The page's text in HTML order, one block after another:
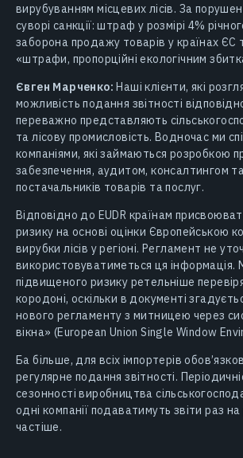
вирубуванням місцевих лісів. За
суворі санкції: штраф у розмірі 4%
заборона продажу товарів у країнах ЄС
«штрафи, пропорційні екологічним
Євген Марченко: Наші клієнти, які
можливість подання звітності
переважно представляють
та лісову промисловість. Водночас ми
компаніями, які займаються розробкою
забезпечення, аудитом, консалтингом
постачальників товарів та послуг.
Відповідно до EUDR країнам
ризику на основі оцінки Європейською
вирубки лісів у регіоні. Регламент не
використовуватиметься ця
підвищеного ризику ретельніше
кородоні, оскільки в документі
нового регламенту з митницею через
вікна» (European Union Single Window
Ба більше, для всіх імпортерів
регулярне подання звітності.
сезонності виробництва
одні компанії подаватимуть звіти раз на
частіше.